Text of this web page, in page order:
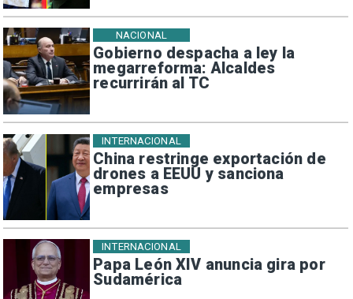
Gobierno despacha a ley la
megarreforma: Alcaldes
recurrirán al TC
NACIONAL
China restringe exportación de
drones a EEUU y sanciona
empresas
INTERNACIONAL
Papa León XIV anuncia gira por
Sudamérica
INTERNACIONAL